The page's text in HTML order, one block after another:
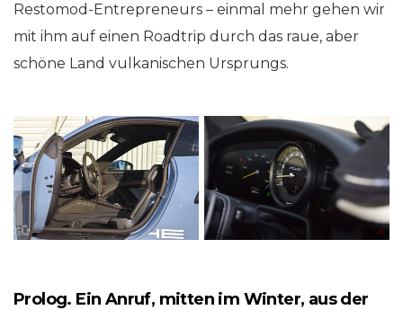
Restomod-Entrepreneurs – einmal mehr gehen wir
mit ihm auf einen Roadtrip durch das raue, aber
schöne Land vulkanischen Ursprungs.
Prolog. Ein Anruf, mitten im Winter, aus der